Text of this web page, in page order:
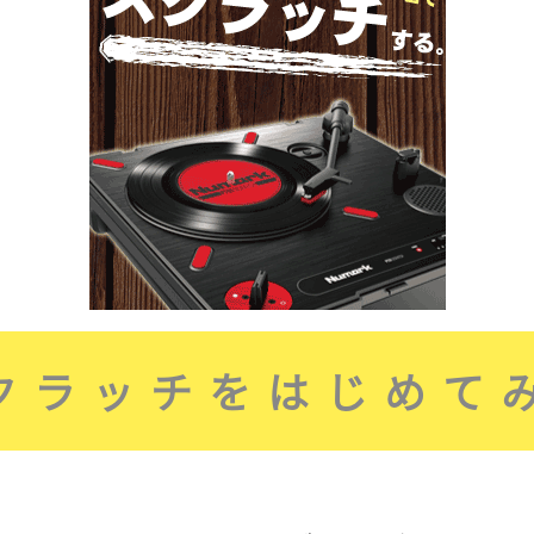
ラッチをはじめて